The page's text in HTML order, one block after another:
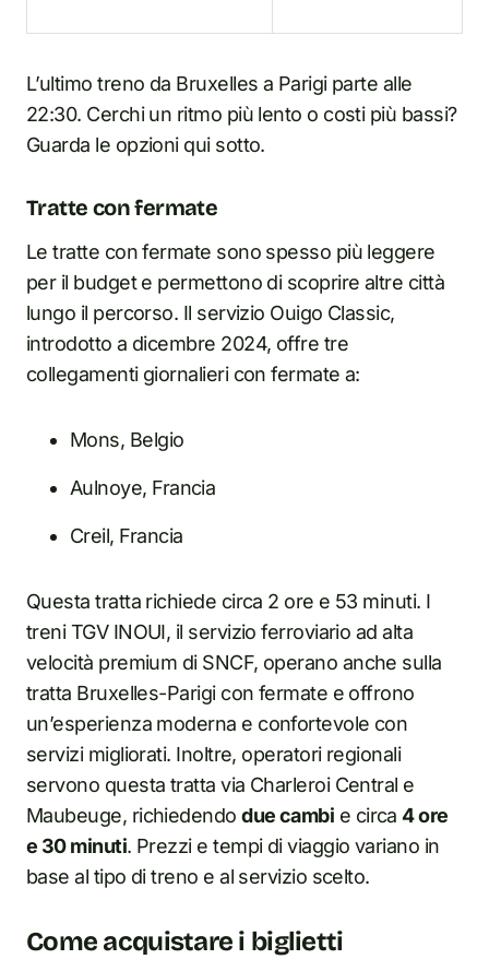
L’ultimo treno da Bruxelles a Parigi parte alle
22:30. Cerchi un ritmo più lento o costi più bassi?
Guarda le opzioni qui sotto.
Tratte con fermate
Le tratte con fermate sono spesso più leggere
per il budget e permettono di scoprire altre città
lungo il percorso. Il servizio Ouigo Classic,
introdotto a dicembre 2024, offre tre
collegamenti giornalieri con fermate a:
Mons, Belgio
Aulnoye, Francia
Creil, Francia
Questa tratta richiede circa 2 ore e 53 minuti. I
treni TGV INOUI, il servizio ferroviario ad alta
velocità premium di SNCF, operano anche sulla
tratta Bruxelles-Parigi con fermate e offrono
un’esperienza moderna e confortevole con
servizi migliorati. Inoltre, operatori regionali
servono questa tratta via Charleroi Central e
Maubeuge, richiedendodue cambi e circa4 ore
e 30 minuti. Prezzi e tempi di viaggio variano in
base al tipo di treno e al servizio scelto.
Come acquistare i biglietti